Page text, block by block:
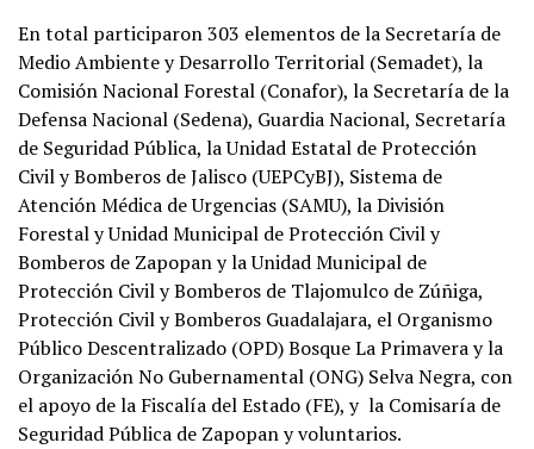
En total participaron 303 elementos de la Secretaría de
Medio Ambiente y Desarrollo Territorial (Semadet), la
Comisión Nacional Forestal (Conafor), la Secretaría de la
Defensa Nacional (Sedena), Guardia Nacional, Secretaría
de Seguridad Pública, la Unidad Estatal de Protección
Civil y Bomberos de Jalisco (UEPCyBJ), Sistema de
Atención Médica de Urgencias (SAMU), la División
Forestal y Unidad Municipal de Protección Civil y
Bomberos de Zapopan y la Unidad Municipal de
Protección Civil y Bomberos de Tlajomulco de Zúñiga,
Protección Civil y Bomberos Guadalajara, el Organismo
Público Descentralizado (OPD) Bosque La Primavera y la
Organización No Gubernamental (ONG) Selva Negra, con
el apoyo de la Fiscalía del Estado (FE), y la Comisaría de
Seguridad Pública de Zapopan y voluntarios.